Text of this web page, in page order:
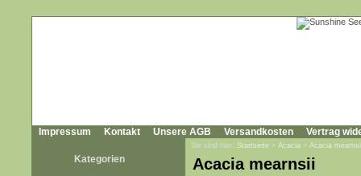
Impressum Kontakt Unsere AGB Versandkosten Vertrag
Kategorien
Sie sind hier: Startseite » Acacia » Acacia
Acacia mearnsii